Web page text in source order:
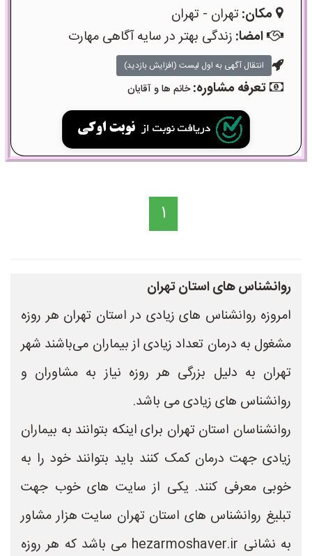
مکان:تهران - تهران
امضا: زندگی بهتر در سایه آگاهی مهارت
انتقال آگهی به اول لیست (افزایش بازدید)
تعرفه مشاوره:خانم ها و آقایان
1
روانشناس های استان تهران
امروزه روانشناس های زیادی در استان تهران هر روزه
مشغول به درمان تعداد زیادی از بیماران می‌باشند شهر
تهران به دلیل بزرگی هر روزه نیاز به مشاوران و
روانشناس های زیادی می باشد.
روانشناسان استان تهران برای اینکه بتوانند به بیماران
زیادی جهت درمان کمک کنند باید بتوانند خود را به
خوبی معرفی کنند. یکی از سایت های خوب جهت
تبلیغ روانشناس های استان تهران سایت هزار مشاور
به نشانی hezarmoshaver.ir می باشد که هر روزه